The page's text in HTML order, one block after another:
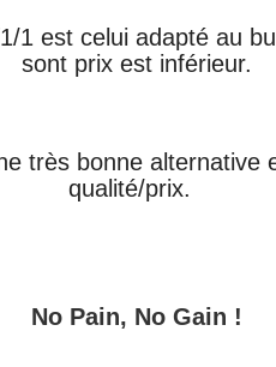
1 est celui adapté au
sont prix est inférieur.
très bonne alternative
qualité/prix.
No Pain, No Gain !